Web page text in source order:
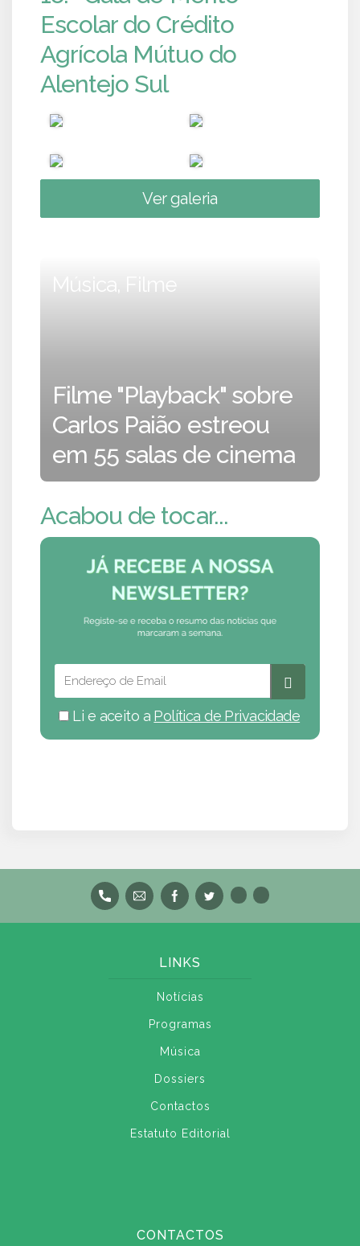
Escolar do Crédito
Agrícola Mútuo do
Alentejo Sul
Ver galeria
Música, Filme
Filme "Playback" sobre
Carlos Paião estreou
em 55 salas de cinema
Acabou de tocar...
Li e aceito a Política de Privacidade
LINKS
Notícias
Programas
Música
Dossiers
Contactos
Estatuto Editorial
CONTACTOS